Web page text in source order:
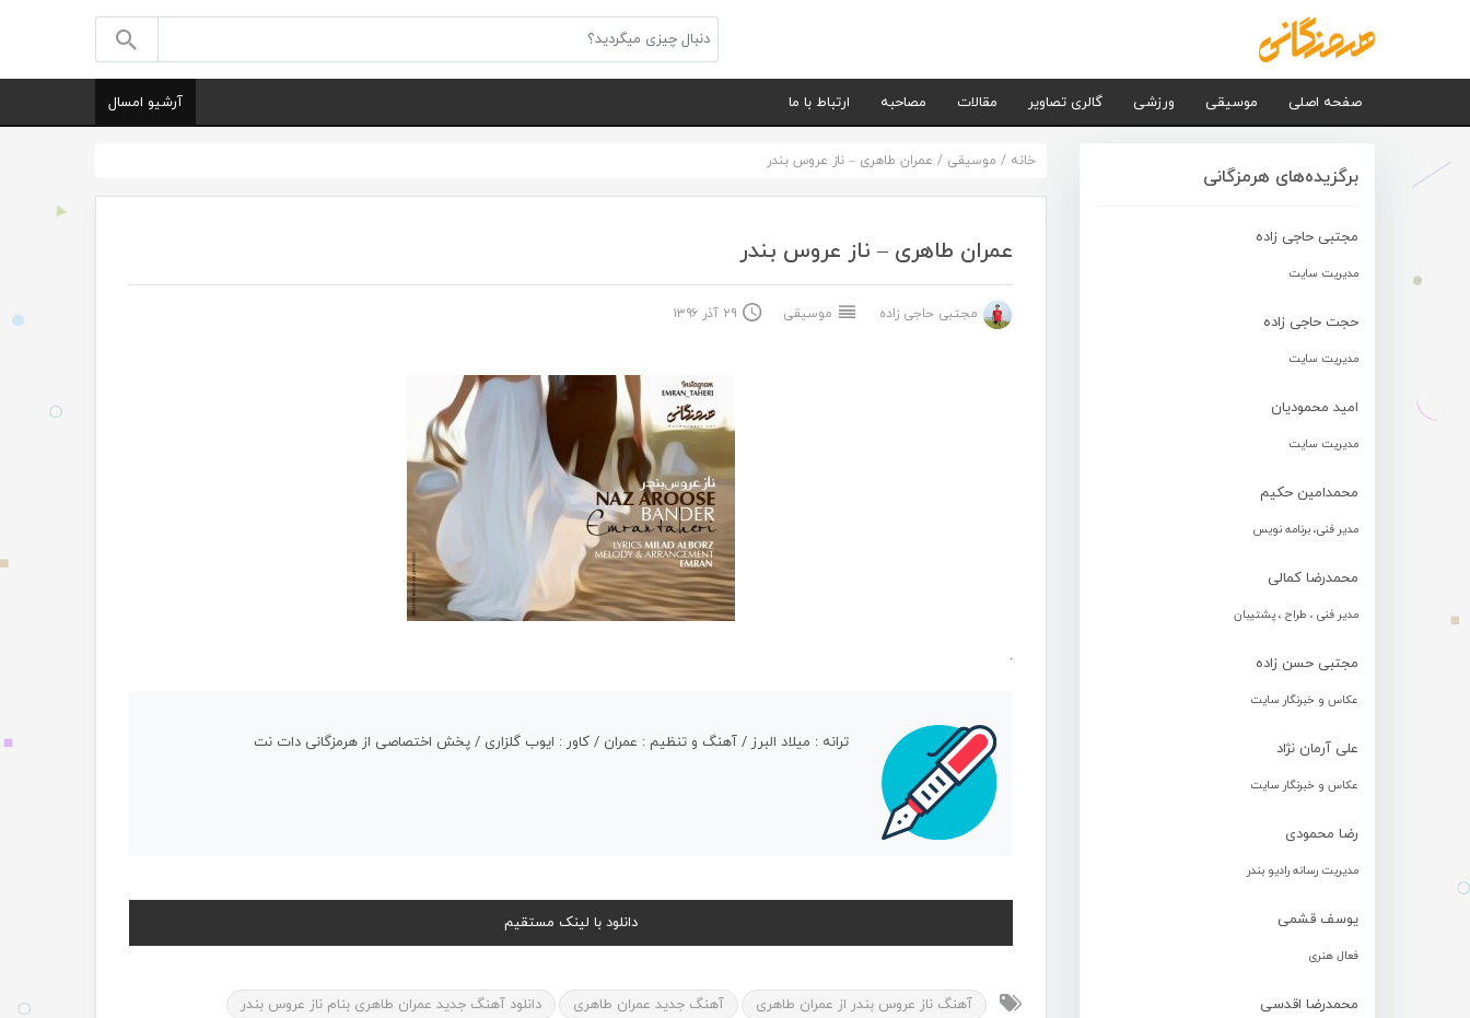
صفحه اصلی موسیقی ورزشی گالری تصاویر مقالات مصاحبه ارتباط با ما آرشیو امسال
برگزیده‌های هرمزگانی
مجتبی حاجی زاده
مدیریت سایت
حجت حاجی زاده
مدیریت سایت
امید محمودیان
مدیریت سایت
محمدامین حکیم
مدیر فنی، برنامه نویس
محمدرضا کمالی
مدیر فنی ، طراح ، پشتیبان
مجتبی حسن زاده
عکاس و خبرنگار سایت
علی آرمان نژاد
عکاس و خبرنگار سایت
رضا محمودی
مدیریت رسانه رادیو بندر
یوسف قشمی
فعال هنری
محمدرضا اقدسی
خانه / موسیقی / عمران طاهری – ناز عروس بندر
عمران طاهری – ناز عروس بندر
مجتبی حاجی زاده موسیقی ۲۹ آذر ۱۳۹۶
.
ترانه : میلاد البرز / آهنگ و تنظیم : عمران / کاور : ایوب گلزاری / پخش اختصاصی از هرمزگانی دات نت
دانلود با لینک مستقیم
آهنگ ناز عروس بندر از عمران طاهری آهنگ جدید عمران طاهری
دانلود آهنگ جدید عمران طاهری بنام ناز عروس بندر